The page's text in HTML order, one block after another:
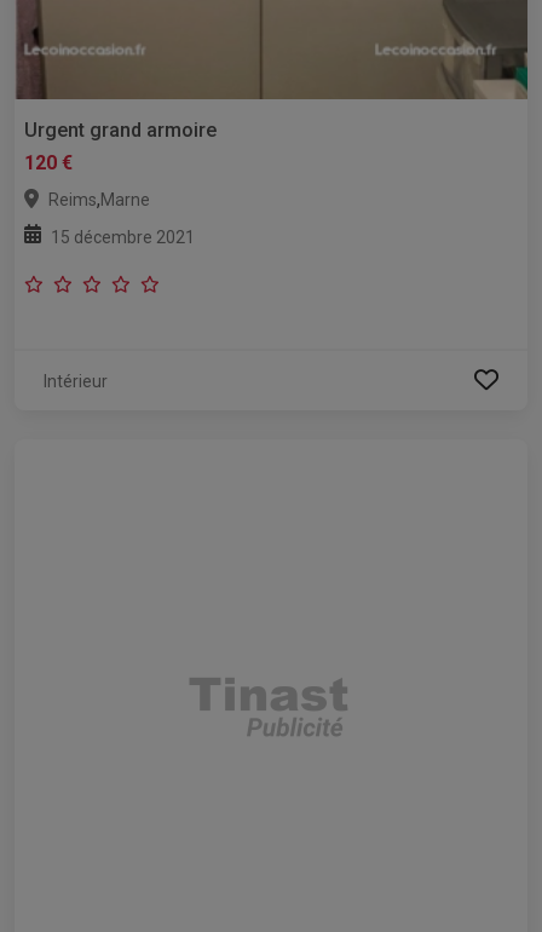
Urgent grand armoire
120 €
Reims,Marne
15 décembre 2021
Intérieur